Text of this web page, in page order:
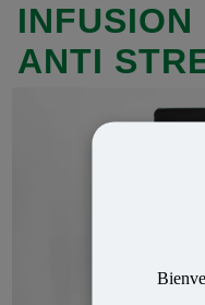
INFUSION
ANTI